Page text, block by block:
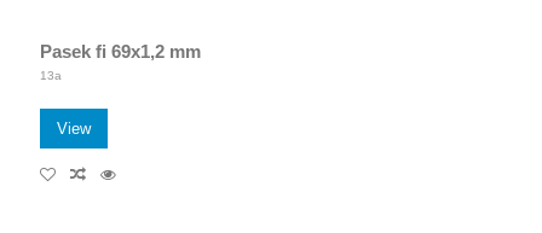
Pasek fi 69x1,2 mm
13a
View